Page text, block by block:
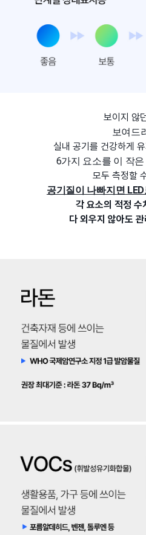
보이지 않
보여드
실내 공기를 건강하게
6가지 요소를 이 작
모두 측정할
공기질이 나빠지면
각 요소의 적정 수
다 외우지 않아도